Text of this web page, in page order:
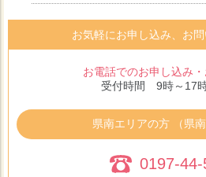
お気軽にお申し込み、お
お電話でのお申し込み
受付時間 9時～17時
県南エリアの方 （県南
0197-44-